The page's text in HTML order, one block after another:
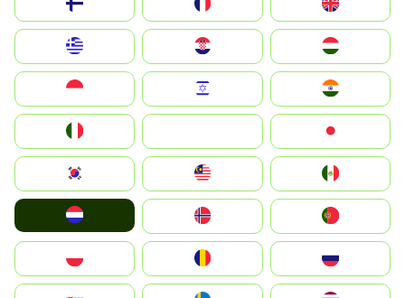
United Kingdom
Magyarország
South Korea